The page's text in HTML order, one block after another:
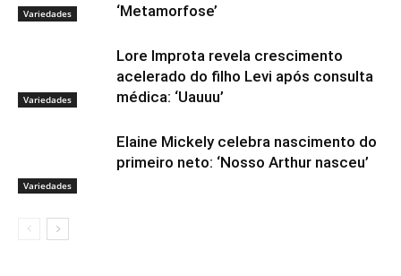
Variedades
‘Metamorfose’
Variedades
Lore Improta revela crescimento
acelerado do filho Levi após consulta
médica: ‘Uauuu’
Variedades
Elaine Mickely celebra nascimento do
primeiro neto: ‘Nosso Arthur nasceu’